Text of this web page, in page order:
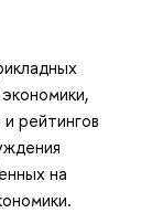
рейтингов
на